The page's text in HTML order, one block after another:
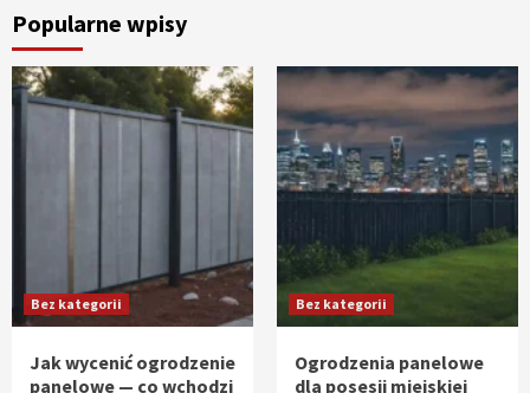
Popularne wpisy
Bez kategorii
Jak wycenić ogrodzenie
panelowe — co wchodzi
Bez kategorii
Ogrodzenia panelowe
dla posesji miejskiej